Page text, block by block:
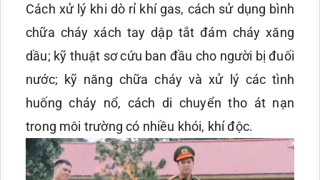
Cách xử lý khi dò rỉ khí gas, cách sử dụng bình
chữa cháy xách tay dập tắt đám cháy xăng
dầu; kỹ thuật sơ cứu ban đầu cho người bị đuối
nước; kỹ năng chữa cháy và xử lý các tình
huống cháy nổ, cách di chuyển tho át nạn
trong môi trường có nhiều khói, khí độc.